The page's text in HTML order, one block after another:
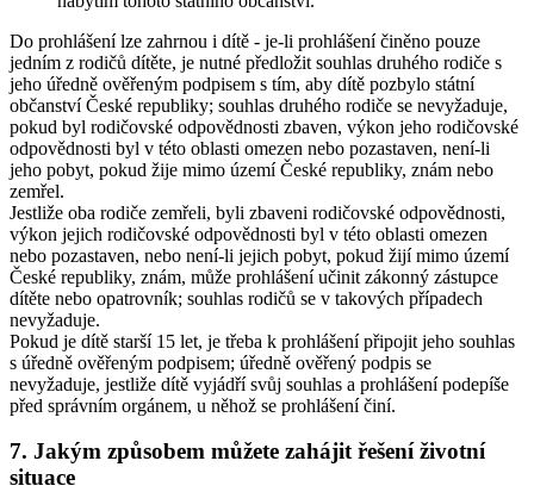
Do prohlášení lze zahrnou i dítě - je-li prohlášení činěno pouze
jedním z rodičů dítěte, je nutné předložit souhlas druhého rodiče s
jeho úředně ověřeným podpisem s tím, aby dítě pozbylo státní
občanství České republiky; souhlas druhého rodiče se nevyžaduje,
pokud byl rodičovské odpovědnosti zbaven, výkon jeho rodičovské
odpovědnosti byl v této oblasti omezen nebo pozastaven, není-li
jeho pobyt, pokud žije mimo území České republiky, znám nebo
zemřel.
Jestliže oba rodiče zemřeli, byli zbaveni rodičovské odpovědnosti,
výkon jejich rodičovské odpovědnosti byl v této oblasti omezen
nebo pozastaven, nebo není-li jejich pobyt, pokud žijí mimo území
České republiky, znám, může prohlášení učinit zákonný zástupce
dítěte nebo opatrovník; souhlas rodičů se v takových případech
nevyžaduje.
Pokud je dítě starší 15 let, je třeba k prohlášení připojit jeho souhlas
s úředně ověřeným podpisem; úředně ověřený podpis se
nevyžaduje, jestliže dítě vyjádří svůj souhlas a prohlášení podepíše
před správním orgánem, u něhož se prohlášení činí.
7. Jakým způsobem můžete zahájit řešení životní
situace